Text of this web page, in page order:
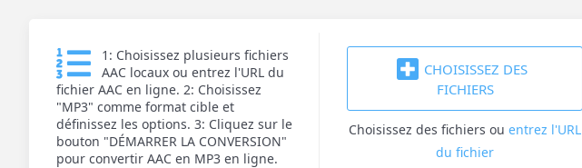
1: Choisissez plusieurs fichiers
AAC locaux ou entrez l'URL du
fichier AAC en ligne. 2: Choisissez
"MP3" comme format cible et
définissez les options. 3: Cliquez sur le
bouton "DÉMARRER LA CONVERSION"
pour convertir AAC en MP3 en ligne.
CHOISISSEZ DES
FICHIERS
Choisissez des fichiers ou entrez l'URL
du fichier